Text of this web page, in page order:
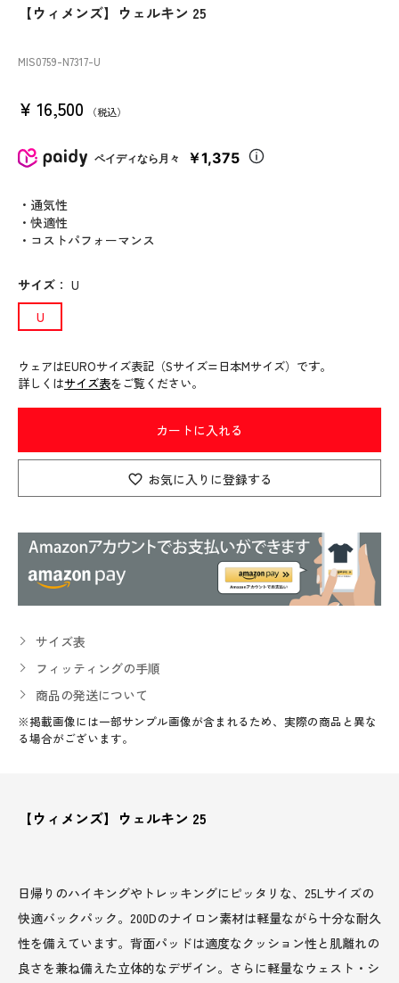
【ウィメンズ】ウェルキン 25
MIS0759-N7317-U
¥ 16,500 税込
ペイディなら月々 ￥1,375
・通気性
・快適性
・コストパフォーマンス
サイズ ： U
U
ウェアはEUROサイズ表記（Sサイズ=日本Mサイズ）です。
詳しくはサイズ表をご覧ください。
カートに入れる
お気に入りに登録する
サイズ表
フィッティングの手順
商品の発送について
※掲載画像には一部サンプル画像が含まれるため、実際の商品と異な
る場合がございます。
【ウィメンズ】ウェルキン 25
日帰りのハイキングやトレッキングにピッタリな、25Lサイズの
快適バックパック。200Dのナイロン素材は軽量ながら十分な耐久
性を備えています。背面パッドは適度なクッション性と肌離れの
良さを兼ね備えた立体的なデザイン。さらに軽量なウェスト・シ